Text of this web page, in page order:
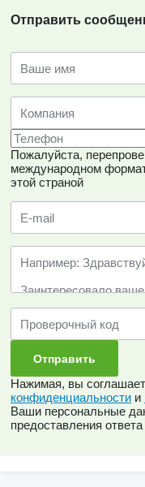
Отправить
Пожалуйста,
международном
этой страной
Нажимая, вы
конфиденциальности и
Ваши персональные
предоставления